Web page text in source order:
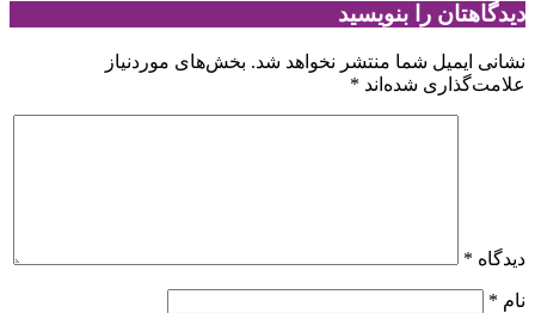
دیدگاهتان را بنویسید
نشانی ایمیل شما منتشر نخواهد شد. بخش‌های موردنیاز
علامت‌گذاری شده‌اند *
دیدگاه *
نام *